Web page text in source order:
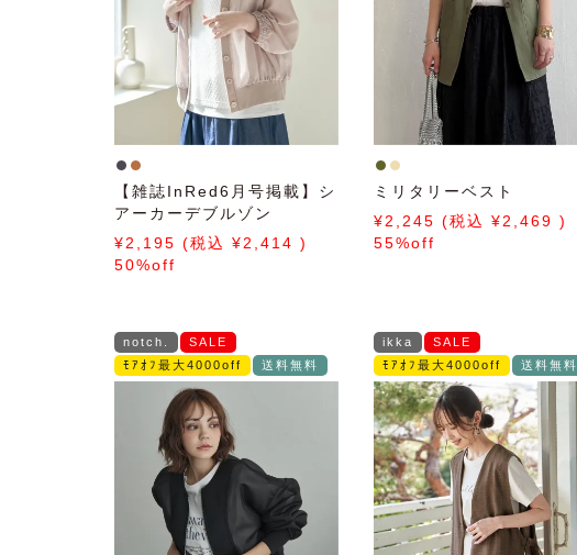
【雑誌InRed6月号掲載】シ
アーカーデブルゾン
2,195
2,414
50%off
ミリタリーベスト
2,245
2,469
55%off
notch.
SALE
ﾓｱｵﾌ最大4000off
送料無料
ikka
SALE
ﾓｱｵﾌ最大4000off
送料無料